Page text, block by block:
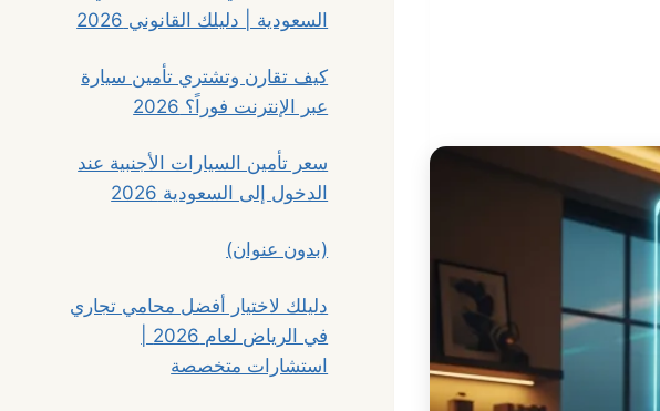
السعودية | دليلك القانوني 2026
كيف تقارن وتشتري تأمين سيارة
عبر الإنترنت فوراً؟ 2026
سعر تأمين السيارات الأجنبية عند
الدخول إلى السعودية 2026
(بدون عنوان)
دليلك لاختيار أفضل محامي تجاري
استشارات متخصصة